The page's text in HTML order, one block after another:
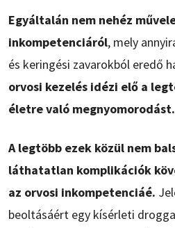
Egyáltalán nem nehéz
inkompetenciáról, mely
és keringési zavarokból eredő
orvosi kezelés idézi elő a
életre való megnyomorodást.
A legtöbb ezek közül nem
láthatatlan komplikációk
az orvosi inkompetenciáé.
beoltásáért egy kísérleti